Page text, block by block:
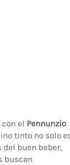
el Pennunzio
tinto no solo
buen beber,
buscan